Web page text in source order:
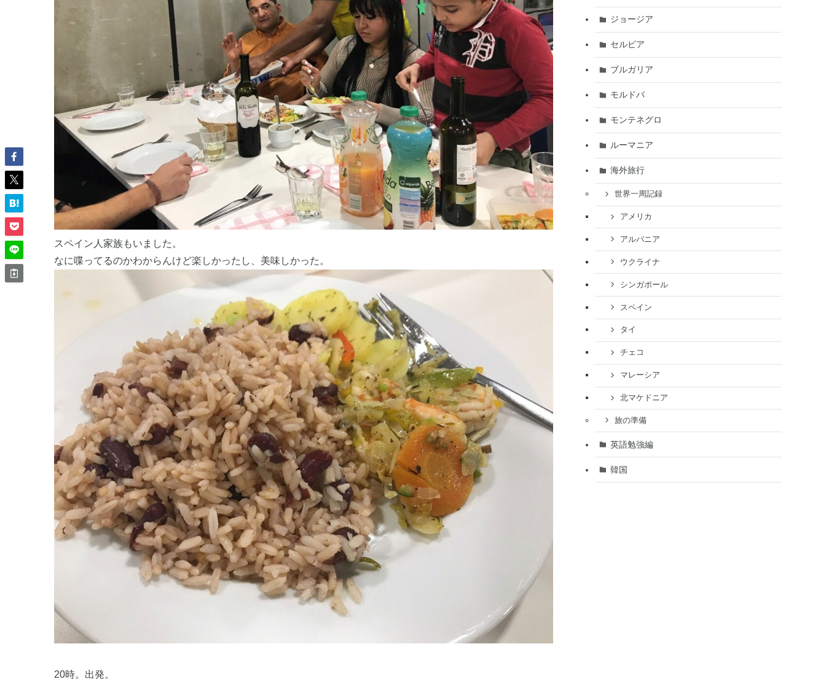
スペイン人家族もいました。
なに喋ってるのかわからんけど楽しかったし、美味しかった。
20時。出発。
ジョージア
セルビア
ブルガリア
モルドバ
モンテネグロ
ルーマニア
海外旅行
世界一周記録
アメリカ
アルバニア
ウクライナ
シンガポール
スペイン
タイ
チェコ
マレーシア
北マケドニア
旅の準備
英語勉強編
韓国